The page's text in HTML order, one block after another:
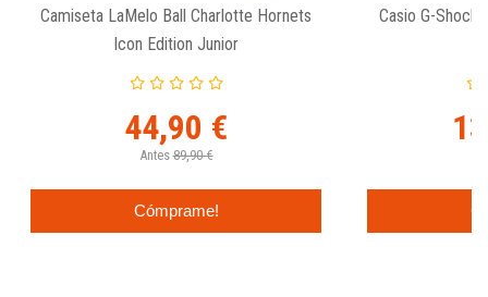
Camiseta LaMelo Ball Charlotte Hornets
Icon Edition Junior
44,90 €
Antes 89,90 €
Cómprame!
Casio G-Shock